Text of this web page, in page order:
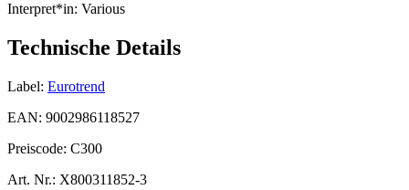
Interpret*in: Various
Technische Details
Label: Eurotrend
EAN: 9002986118527
Preiscode: C300
Art. Nr.: X800311852-3